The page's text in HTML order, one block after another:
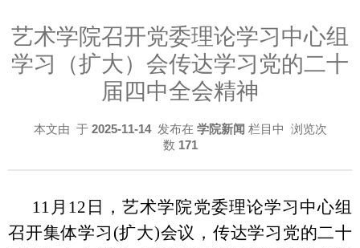
艺术学院召开党委理论学习中心组
学习（扩大）会传达学习党的二十
届四中全会精神
本文由 于 2025-11-14发布在 学院新闻 栏目中 浏览次
数 171
11月12日，艺术学院党委理论学习中心组
召开集体学习(扩大)会议，传达学习党的二十